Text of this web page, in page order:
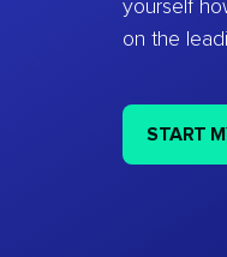
yourself
on the
START